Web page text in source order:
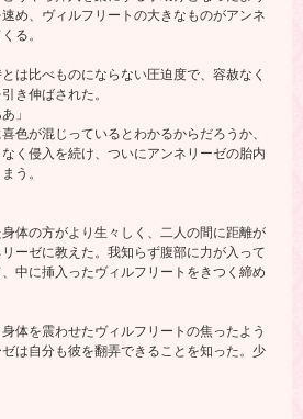
め、ヴィルフリートの大きなものがアンネ
る。
は比べものにならない圧迫度で、容赦なく
き伸ばされた。
」
色が混じっているとわかるからだろうか、
く侵入を続け、ついにアンネリーゼの胎内
う。
体の方がより生々しく、二人の間に距離が
ーゼに教えた。我知らず腹部に力が入って
中に挿入ったヴィルフリートをきつく締め
体を震わせたヴィルフリートの焦ったよう
は自分も彼を翻弄できることを知った。少